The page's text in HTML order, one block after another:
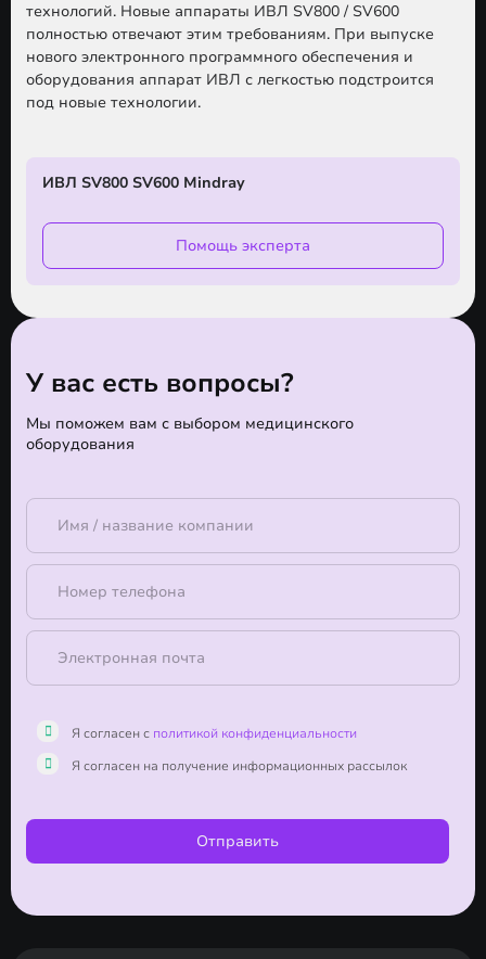
технологий. Новые аппараты ИВЛ SV800 / SV600
полностью отвечают этим требованиям. При выпуске
нового электронного программного обеспечения и
оборудования аппарат ИВЛ с легкостью подстроится
под новые технологии.
ИВЛ SV800 SV600 Mindray
Помощь эксперта
У вас есть вопросы?
Мы поможем вам с выбором медицинского
оборудования
Отправить
Я согласен с политикой конфиденциальности
Я согласен на получение информационных рассылок